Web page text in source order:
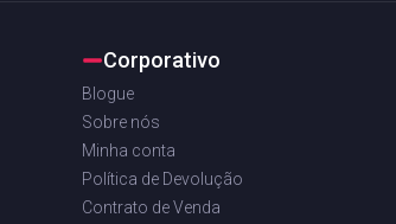
Corporativo
Blogue
Sobre nós
Minha conta
Política de Devolução
Contrato de Venda